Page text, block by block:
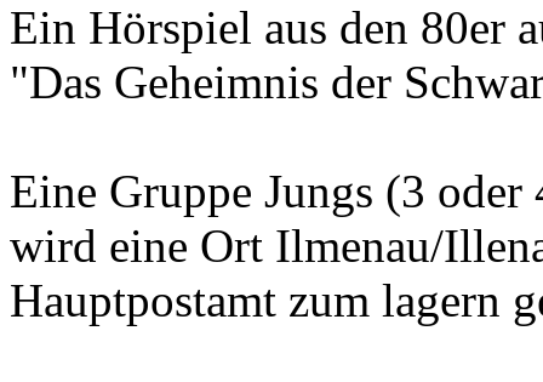
Ein Hörspiel aus den 80er
"Das Geheimnis der
Eine Gruppe Jungs (3
wird eine Ort Ilmenau/
Hauptpostamt zum lagern